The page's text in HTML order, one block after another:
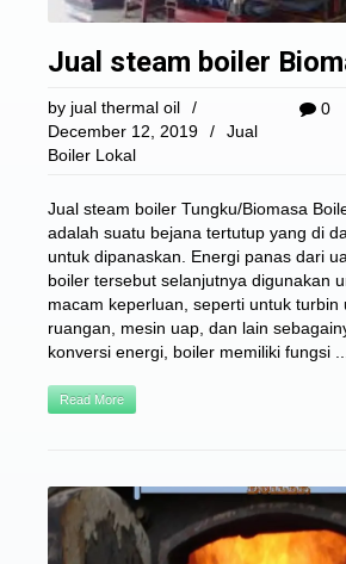
Jual steam boiler
0
by jual thermal oil
/
December 12, 2019
/
Jual
Boiler Lokal
Jual steam boiler Tungku/Biomasa
adalah suatu bejana tertutup yang di
untuk dipanaskan. Energi panas dari
boiler tersebut selanjutnya digunakan
macam keperluan, seperti untuk turbin
ruangan, mesin uap, dan lain
konversi energi, boiler memiliki fungsi ...
Read More